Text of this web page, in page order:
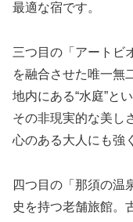
最適な宿です。
三つ目の「アートビ
を融合させた唯一無
地内にある“水庭”と
その非現実的な美し
心のある大人にも強
四つ目の「那須の温
史を持つ老舗旅館。